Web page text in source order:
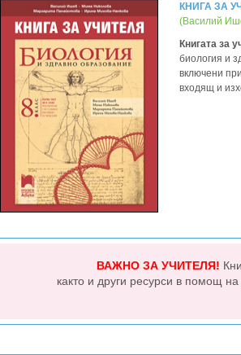
КНИГА ЗА
(Василий
Книгата за
биология и
включени
входящ и
ВАЖНО ЗА УЧИТЕЛЯ!
както и други ресурси в помощ